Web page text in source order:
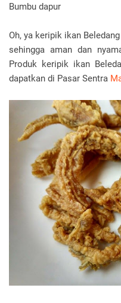
Bumbu dapur
Oh, ya keripik ikan
sehingga aman dan
Produk keripik ikan
dapatkan di Pasar Sentra